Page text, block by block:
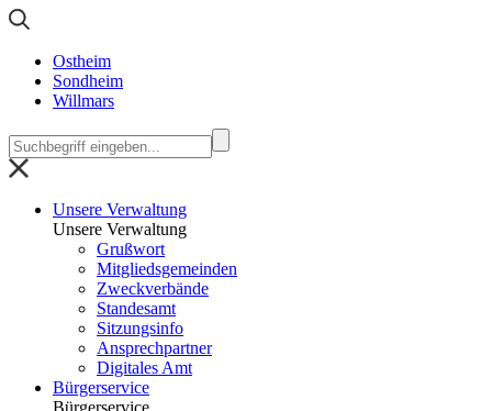
Ostheim
Sondheim
Willmars
Unsere Verwaltung
Unsere Verwaltung
Grußwort
Mitgliedsgemeinden
Zweckverbände
Standesamt
Sitzungsinfo
Ansprechpartner
Digitales Amt
Bürgerservice
Bürgerservice